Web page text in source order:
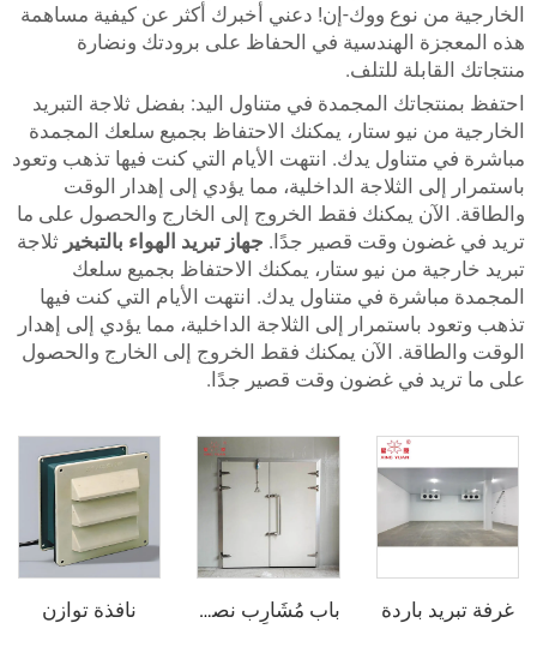
من نوع ووك-إن! دعني أخبرك أكثر عن كيفية مساهمة
الهندسية في الحفاظ على برودتك ونضارة
للتلف.
المجمدة في متناول اليد: بفضل ثلاجة التبريد
نيو ستار، يمكنك الاحتفاظ بجميع سلعك المجمدة
متناول يدك. انتهت الأيام التي كنت فيها تذهب وتعود
الثلاجة الداخلية، مما يؤدي إلى إهدار الوقت
يمكنك فقط الخروج إلى الخارج والحصول على ما
وقت قصير جدًا. جهاز تبريد الهواء بالتبخيرثلاجة
من نيو ستار، يمكنك الاحتفاظ بجميع سلعك
في متناول يدك. انتهت الأيام التي كنت فيها
باستمرار إلى الثلاجة الداخلية، مما يؤدي إلى إهدار
الآن يمكنك فقط الخروج إلى الخارج والحصول
في غضون وقت قصير جدًا.
باردة باب مُشَارِب نصف مدفون نافذة توازن